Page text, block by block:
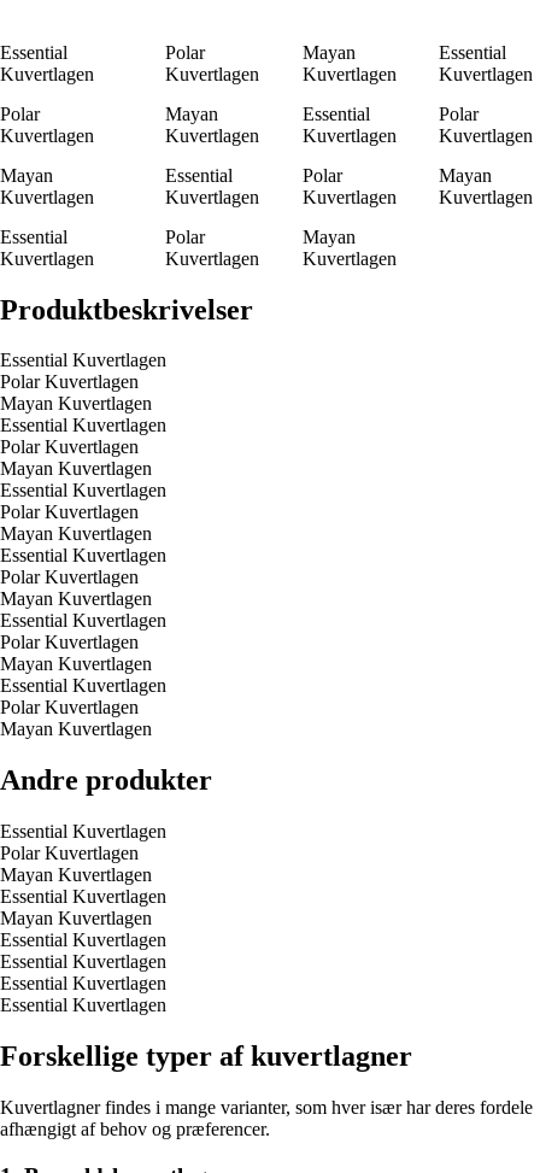
Essential
Kuvertlagen
Polar
Kuvertlagen
Mayan
Kuvertlagen
Essential
Kuvertlagen
Polar
Kuvertlagen
Mayan
Kuvertlagen
Essential
Kuvertlagen
Polar
Kuvertlagen
Mayan
Kuvertlagen
Essential
Kuvertlagen
Polar
Kuvertlagen
Mayan
Kuvertlagen
Essential
Kuvertlagen
Polar
Kuvertlagen
Mayan
Kuvertlagen
Produktbeskrivelser
Essential Kuvertlagen
Polar Kuvertlagen
Mayan Kuvertlagen
Essential Kuvertlagen
Polar Kuvertlagen
Mayan Kuvertlagen
Essential Kuvertlagen
Polar Kuvertlagen
Mayan Kuvertlagen
Essential Kuvertlagen
Polar Kuvertlagen
Mayan Kuvertlagen
Essential Kuvertlagen
Polar Kuvertlagen
Mayan Kuvertlagen
Essential Kuvertlagen
Polar Kuvertlagen
Mayan Kuvertlagen
Andre produkter
Essential Kuvertlagen
Polar Kuvertlagen
Mayan Kuvertlagen
Essential Kuvertlagen
Mayan Kuvertlagen
Essential Kuvertlagen
Essential Kuvertlagen
Essential Kuvertlagen
Essential Kuvertlagen
Forskellige typer af kuvertlagner
Kuvertlagner findes i mange varianter, som hver især har deres fordele
afhængigt af behov og præferencer.